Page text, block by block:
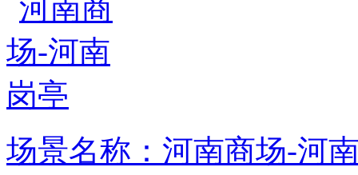
场景名称：河南商场-河